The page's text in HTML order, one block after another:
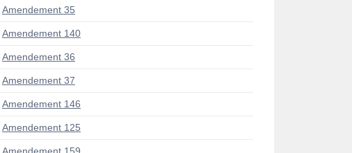
Amendement 35
Amendement 140
Amendement 36
Amendement 37
Amendement 146
Amendement 125